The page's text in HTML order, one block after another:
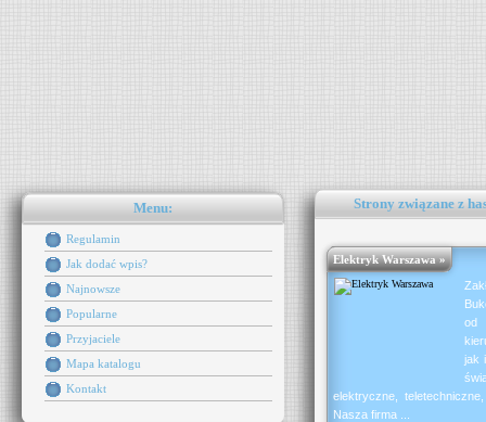
Menu:
Regulamin
Jak dodać wpis?
Najnowsze
Popularne
Przyjaciele
Mapa katalogu
Kontakt
Strony związane z
Elektryk Warszawa »
od
jak
elektryczne,
Nasza firma ...